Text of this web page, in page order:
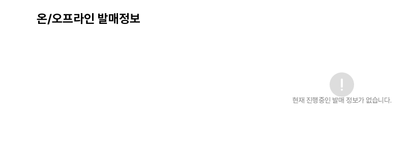
온/오프라인 발매정보
현재 진행중인 발매 정보가 없습니다.